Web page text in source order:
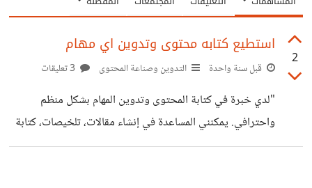
2
استطيع كتابه محتوى وتدوين اي مهام
قبل سنة واحدة التدوين وصناعة المحتوى
"لدي خبرة في كتابة المحتوى وتدوين المهام بشكل منظم
واحترافي. يمكنني المساعدة في إنشاء مقالات، تلخيصات، كتابة
نصوص إبداعية، وتنسيق الكتب أو الملفات. إذا كنت بحاجة إلى